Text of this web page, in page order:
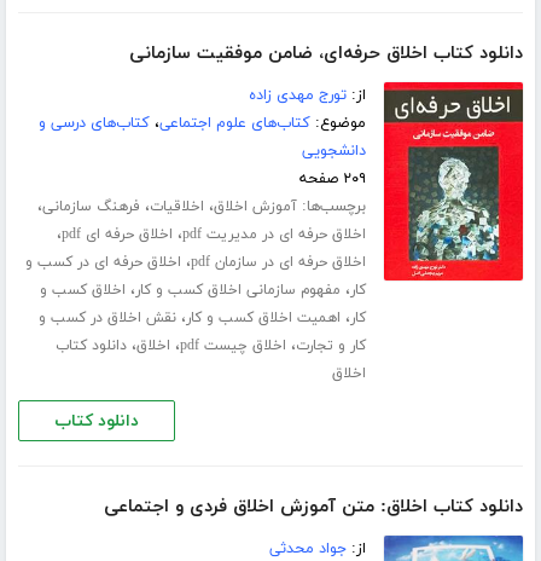
دانلود کتاب اخلاق حرفه‌ای، ضامن موفقیت سازمانی
از:تورج مهدی زاده
موضوع:کتاب‌های علوم اجتماعی،کتاب‌های درسی و
دانشجویی
۲۰۹ صفحه
برچسب‌ها:آموزش اخلاق، اخلاقیات، فرهنگ سازمانی،
اخلاق حرفه ای در مدیریت pdf ، اخلاق حرفه ای pdf ،
اخلاق حرفه ای در سازمان pdf ، اخلاق حرفه ای در کسب و
کار، مفهوم سازمانی اخلاق کسب و کار، اخلاق کسب و
کار، اهمیت اخلاق کسب و کار،نقش اخلاق در کسب و
کار و تجارت، اخلاق چیست pdf ، اخلاق،دانلود کتاب
اخلاق
دانلود کتاب
دانلود کتاب اخلاق: متن آموزش اخلاق فردی و اجتماعی
از:جواد محدثی